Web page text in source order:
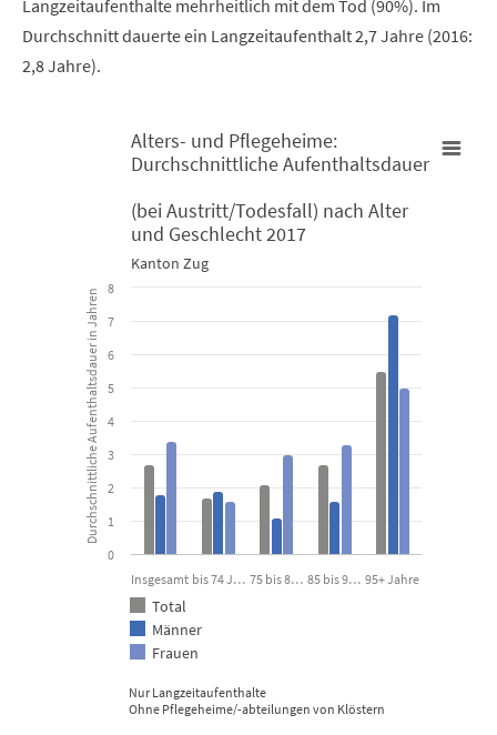
Langzeitaufenthalte mehrheitlich mit dem Tod (90%). Im
Durchschnitt dauerte ein Langzeitaufenthalt 2,7 Jahre (2016:
2,8 Jahre).
Bar chart with 3 data series.
View as data table, Alters- und Pflegeheime:
The chart has 1 X axis displaying categories.
The chart has 1 Y axis displaying Durchschnittliche
Nur Langzeitaufenthalte
Ohne Pflegeheime/-abteilungen von Klöstern
Durchschnittliche Aufenthaltsdauer in Jahren
Alters- und Pflegeheime:
Durchschnittliche Aufenthaltsdauer
(bei Austritt/Todesfall) nach Alter
und Geschlecht 2017
Kanton Zug
Total
Männer
Frauen
Insgesamt bis 74 J… 75 bis 8… 85 bis 9… 95+ Jahre
0
1
2
3
4
5
6
7
8